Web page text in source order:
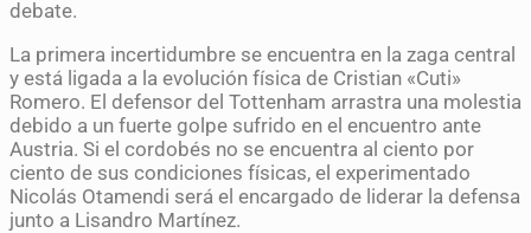
debate.
La primera incertidumbre se encuentra en la zaga central
y está ligada a la evolución física de Cristian «Cuti»
Romero. El defensor del Tottenham arrastra una molestia
debido a un fuerte golpe sufrido en el encuentro ante
Austria. Si el cordobés no se encuentra al ciento por
ciento de sus condiciones físicas, el experimentado
Nicolás Otamendi será el encargado de liderar la defensa
junto a Lisandro Martínez.